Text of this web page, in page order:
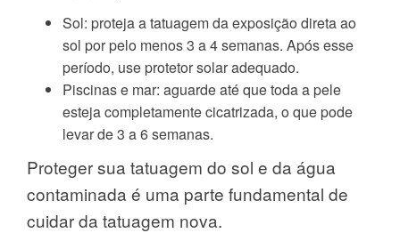
Sol: proteja a tatuagem da exposição direta ao
sol por pelo menos 3 a 4 semanas. Após esse
período, use protetor solar adequado.
Piscinas e mar: aguarde até que toda a pele
esteja completamente cicatrizada, o que pode
levar de 3 a 6 semanas.
Proteger sua tatuagem do sol e da água
contaminada é uma parte fundamental de
cuidar da tatuagem nova.